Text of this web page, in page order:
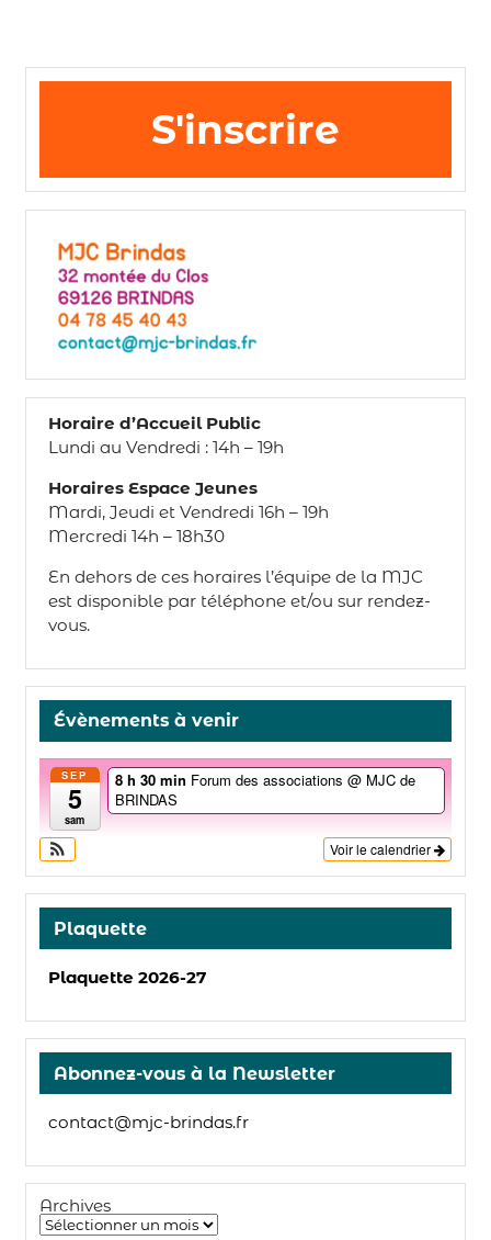
S'inscrire
Horaire d’Accueil Public
Lundi au Vendredi : 14h – 19h
Horaires Espace Jeunes
Mardi, Jeudi et Vendredi 16h – 19h
Mercredi 14h – 18h30
En dehors de ces horaires l’équipe de la MJC
est disponible par téléphone et/ou sur rendez-
vous.
Évènements à venir
SEP
5
sam
8 h 30 min Forum des associations @ MJC de
BRINDAS
Voir le calendrier
Plaquette
Plaquette 2026-27
Abonnez-vous à la Newsletter
contact@mjc-brindas.fr
Archives